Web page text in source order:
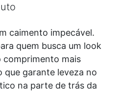
caimento impecável.
quem busca um look
mais
que garante leveza no
na parte de trás da